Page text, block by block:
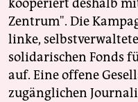
kooperiert deshalb
Zentrum". Die
linke,
solidarischen Fonds
auf. Eine offene
zugänglichen